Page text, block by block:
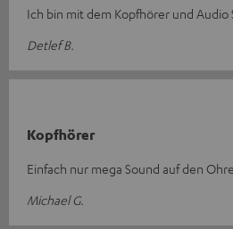
Ich bin mit dem Kopfhörer und Audio
Detlef B.
Kopfhörer
Einfach nur mega Sound auf den
Michael G.